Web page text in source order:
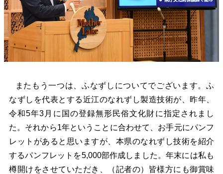
またもう一つは、ふなずしについてでございます。ふ
なずしを代表とする近江のなれずし製造技術が、昨年、
令和5年3月に国の登録無形民俗文化財に指定されまし
た。それから1年ということに合わせて、お手元にパンフ
レットがあると思いますが、本県のなれずし技術を紹介
するパンフレットを5,000部作成しました。年末には私も
樽開けをさせていただき、（記者の）皆様方にも御賞味